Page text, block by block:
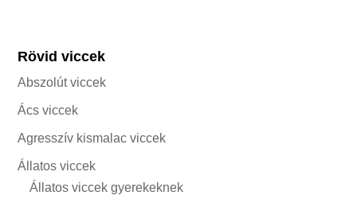
Rövid viccek
Abszolút viccek
Ács viccek
Agresszív kismalac viccek
Állatos viccek
Állatos viccek gyerekeknek